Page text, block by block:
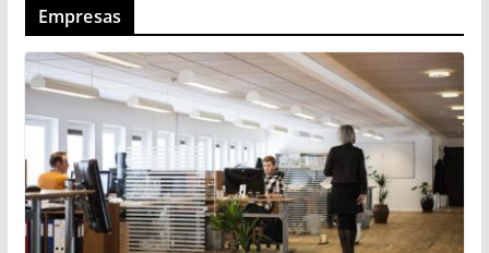
Empresas